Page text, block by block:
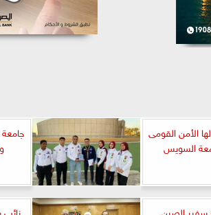
الأمن القومى
السويس
سفير الصين